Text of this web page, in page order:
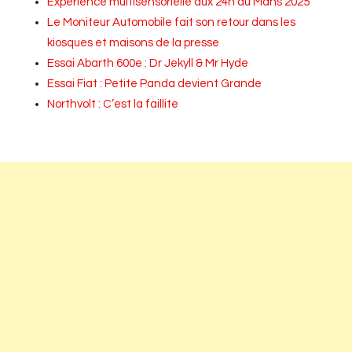
Le Moniteur Automobile fait son retour dans les
kiosques et maisons de la presse
Essai Abarth 600e : Dr Jekyll & Mr Hyde
Essai Fiat : Petite Panda devient Grande
Northvolt : C’est la faillite